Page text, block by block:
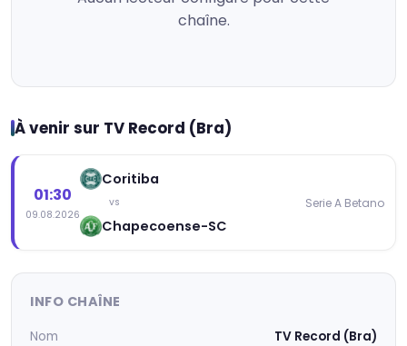
chaîne.
À venir sur TV Record (Bra)
01:30
09.08.2026
Coritiba
vs
Chapecoense-SC
Serie A Betano
INFO CHAÎNE
Nom
TV Record (Bra)